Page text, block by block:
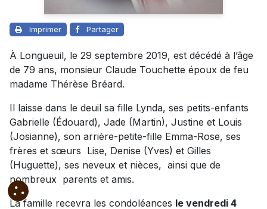
Imprimer Partager
À Longueuil, le 29 septembre 2019, est décédé à l’âge
de 79 ans, monsieur Claude Touchette époux de feu
madame Thérèse Bréard.
Il laisse dans le deuil sa fille Lynda, ses petits-enfants
Gabrielle (Édouard), Jade (Martin), Justine et Louis
(Josianne), son arrière-petite-fille Emma-Rose, ses
frères et sœurs Lise, Denise (Yves) et Gilles
(Huguette), ses neveux et nièces, ainsi que de
nombreux parents et amis.
La famille recevra les condoléances le vendredi 4